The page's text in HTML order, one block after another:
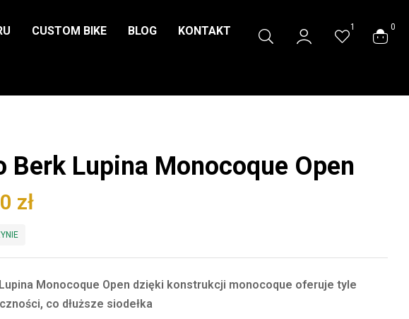
CUSTOM BIKE BLOG KONTAKT 1 0
Berk Lupina Monocoque Open
zł
Monocoque Open dzięki konstrukcji monocoque oferuje tyle
co dłuższe siodełka